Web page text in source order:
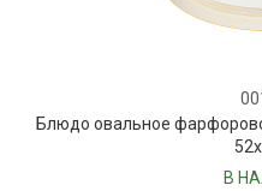
Блюдо овальное
В